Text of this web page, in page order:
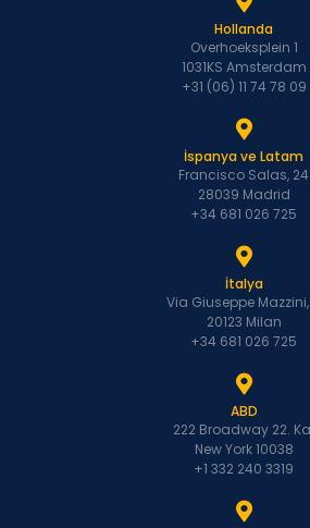
Hollanda
Overhoeksplein 1
1031KS Amsterdam
+31 (06) 11 74 78 09
İspanya ve Latam
Francisco Salas, 24
28039 Madrid
+34 681 026 725
İtalya
Via Giuseppe
20123 Milan
+34 681 026 725
ABD
222 Broadway 22.
New York 10038
+1 332 240 3319